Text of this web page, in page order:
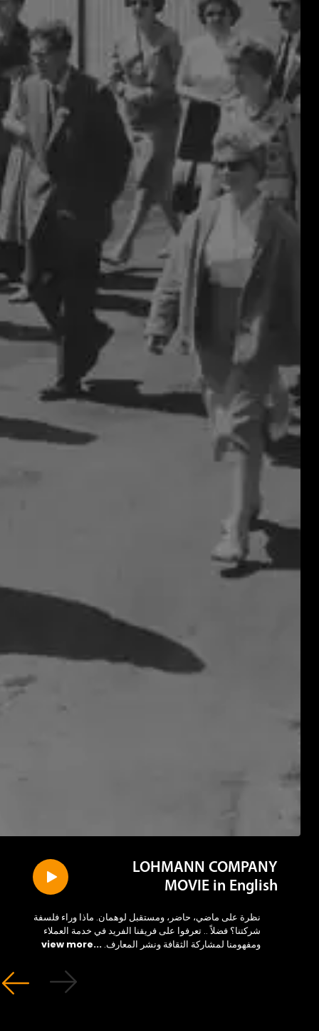
LOHMANN COMPANY
MOVIE in English
نظرة على ماضي، حاضر، ومستقبل لوهمان. ماذا وراء فلسفة
شركتنا؟ فضلاً .. تعرفوا على فريقنا الفريد في خدمة العملاء
ومفهومنا لمشاركة الثقافة ونشر المعارف....view more